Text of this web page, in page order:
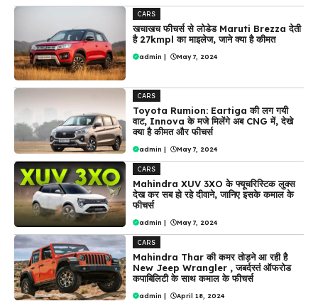
CARS
खचाखच फीचर्स से लोडेड Maruti Brezza देती
है 27kmpl का माइलेज, जाने क्या है कीमत
admin | May 7, 2024
CARS
Toyota Rumion: Eartiga की लग गयी
वाट, Innova के मजे मिलेंगे अब CNG में, देखे
क्या है कीमत और फीचर्स
admin May 7, 2024
CARS
Mahindra XUV 3XO के फ्यूचरिस्टिक लुक्स
देख कर सब हो रहे दीवाने, जानिए इसके कमाल के
फीचर्स
admin May 7, 2024
CARS
Mahindra Thar की कमर तोड़ने आ रही है
New Jeep Wrangler , जबर्दस्तं ऑफरोड
कपाबिलिटी के साथ कमाल के फीचर्स
admin April 18, 2024